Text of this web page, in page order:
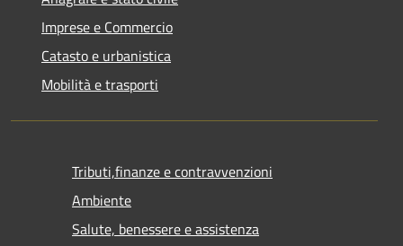
Imprese e Commercio
Catasto e urbanistica
Mobilità e trasporti
Tributi,finanze e contravvenzioni
Ambiente
Salute, benessere e assistenza